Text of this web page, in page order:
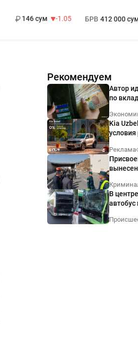
146 сум
-1.05
БРВ 412 000
Рекомендуем
Автор
по
Kia
условия
годовых
Реклама
В
автобус